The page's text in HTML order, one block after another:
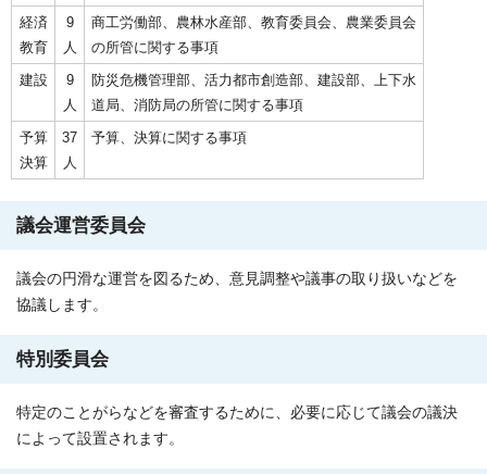
経済
教育
9
人
商工労働部、農林水産部、教育委員会、農業委員会
の所管に関する事項
建設
9
人
防災危機管理部、活力都市創造部、建設部、上下水
道局、消防局の所管に関する事項
予算
決算
37
人
予算、決算に関する事項
議会運営委員会
議会の円滑な運営を図るため、意見調整や議事の取り扱いなどを
協議します。
特別委員会
特定のことがらなどを審査するために、必要に応じて議会の議決
によって設置されます。